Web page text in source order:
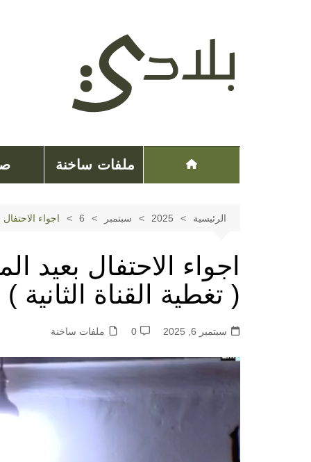
ملفات ساخنة
الرئيسية 2025 سبتمبر 6 اجواء
اجواء الاحتفال بعيد
( تغطية القناة الثانية )
سبتمبر 6, 2025 0 ملفات ساخنة